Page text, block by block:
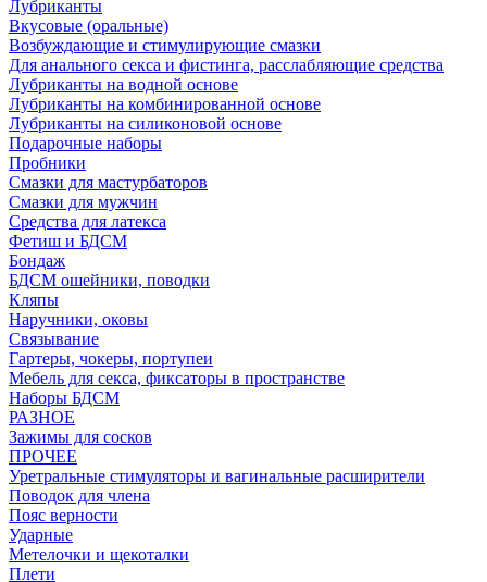
Лубриканты
Вкусовые (оральные)
Возбуждающие и стимулирующие смазки
Для анального секса и фистинга, расслабляющие средства
Лубриканты на водной основе
Лубриканты на комбинированной основе
Лубриканты на силиконовой основе
Подарочные наборы
Пробники
Смазки для мастурбаторов
Смазки для мужчин
Средства для латекса
Фетиш и БДСМ
Бондаж
БДСМ ошейники, поводки
Кляпы
Наручники, оковы
Связывание
Гартеры, чокеры, портупеи
Мебель для секса, фиксаторы в пространстве
Наборы БДСМ
РАЗНОЕ
Зажимы для сосков
ПРОЧЕЕ
Уретральные стимуляторы и вагинальные расширители
Поводок для члена
Пояс верности
Ударные
Метелочки и щекоталки
Плети